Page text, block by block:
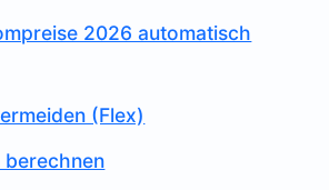
2026 automatisch
(Flex)
berechnen